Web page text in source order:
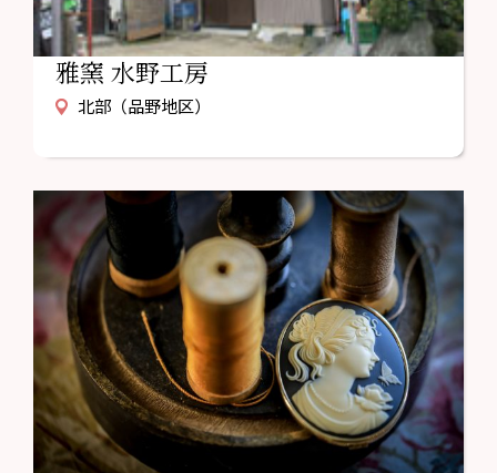
雅窯 水野工房
北部（品野地区）